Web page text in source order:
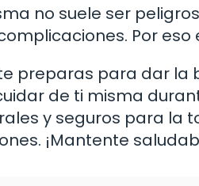
no suele ser
Por
preparas para dar la
de ti misma
y seguros para la
¡Mantente